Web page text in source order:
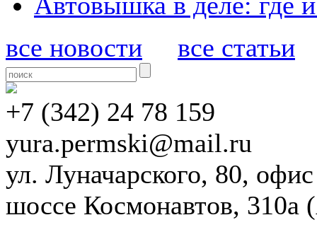
все новости
все статьи
+7 (342) 24 78 159
yura.permski@mail.ru
ул. Луначарского, 80,
шоссе Космонавтов, 310а